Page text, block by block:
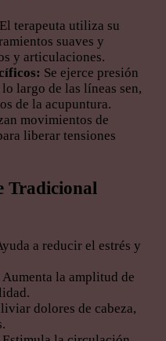
El terapeuta utiliza su
suaves y
y articulaciones.
Se ejerce presión
largo de las líneas sen,
de la acupuntura.
movimientos de
liberar tensiones
Tradicional
a reducir el estrés y
Aumenta la amplitud de
dolores de cabeza,